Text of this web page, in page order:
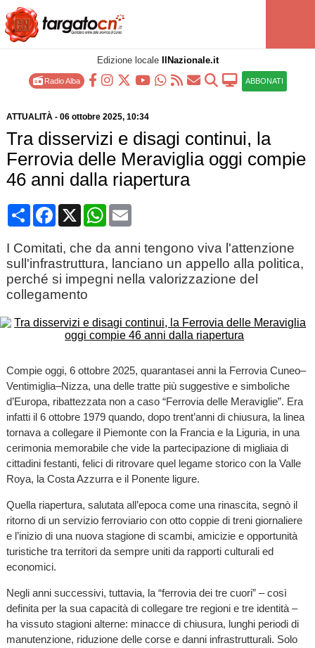
Edizione locale IlNazionale.it
Radio Alba ABBONATI
ATTUALITÀ- 06 ottobre 2025, 10:34
Tra disservizi e disagi continui, la
Ferrovia delle Meraviglia oggi compie
46 anni dalla riapertura
CondividiFacebook
X WhatsApp
Email
I Comitati, che da anni tengono viva l'attenzione
sull'infrastruttura, lanciano un appello alla politica,
perché si impegni nella valorizzazione del
collegamento
Compie oggi, 6 ottobre 2025, quarantasei anni la Ferrovia Cuneo–
Ventimiglia–Nizza, una delle tratte più suggestive e simboliche
d’Europa, ribattezzata non a caso “Ferrovia delle Meraviglie”. Era
infatti il 6 ottobre 1979 quando, dopo trent’anni di chiusura, la linea
tornava a collegare il Piemonte con la Francia e la Liguria, in una
cerimonia memorabile che vide la partecipazione di migliaia di
cittadini festanti, felici di ritrovare quel legame storico con la Valle
Roya, la Costa Azzurra e il Ponente ligure.
Quella riapertura, salutata all’epoca come una rinascita, segnò il
ritorno di un servizio ferroviario con otto coppie di treni giornaliere
e l’inizio di una nuova stagione di scambi, amicizie e opportunità
turistiche tra territori da sempre uniti da rapporti culturali ed
economici.
Negli anni successivi, tuttavia, la “ferrovia dei tre cuori” – così
definita per la sua capacità di collegare tre regioni e tre identità –
ha vissuto stagioni alterne: minacce di chiusura, lunghi periodi di
manutenzione, riduzione delle corse e danni infrastrutturali. Solo